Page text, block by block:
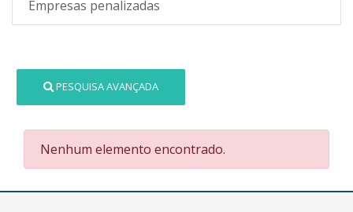
Empresas penalizadas
PESQUISA AVANÇADA
Nenhum elemento encontrado.